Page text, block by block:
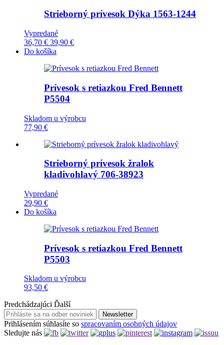
Strieborný prívesok Dýka 1563-1244
Vypredané
36,70 € 39,90 €
Do košíka
Prívesok s retiazkou Fred Bennett
P5504
Skladom u výrobcu
77,90 €
Strieborný prívesok žralok
kladivohlavý 706-38923
Vypredané
29,90 €
Do košíka
Prívesok s retiazkou Fred Bennett
P5503
Skladom u výrobcu
93,50 €
Predchádzajúci Ďalší
Newsletter
Prihlásením súhlasíte so spracovaním osobných údajov
Sledujte nás